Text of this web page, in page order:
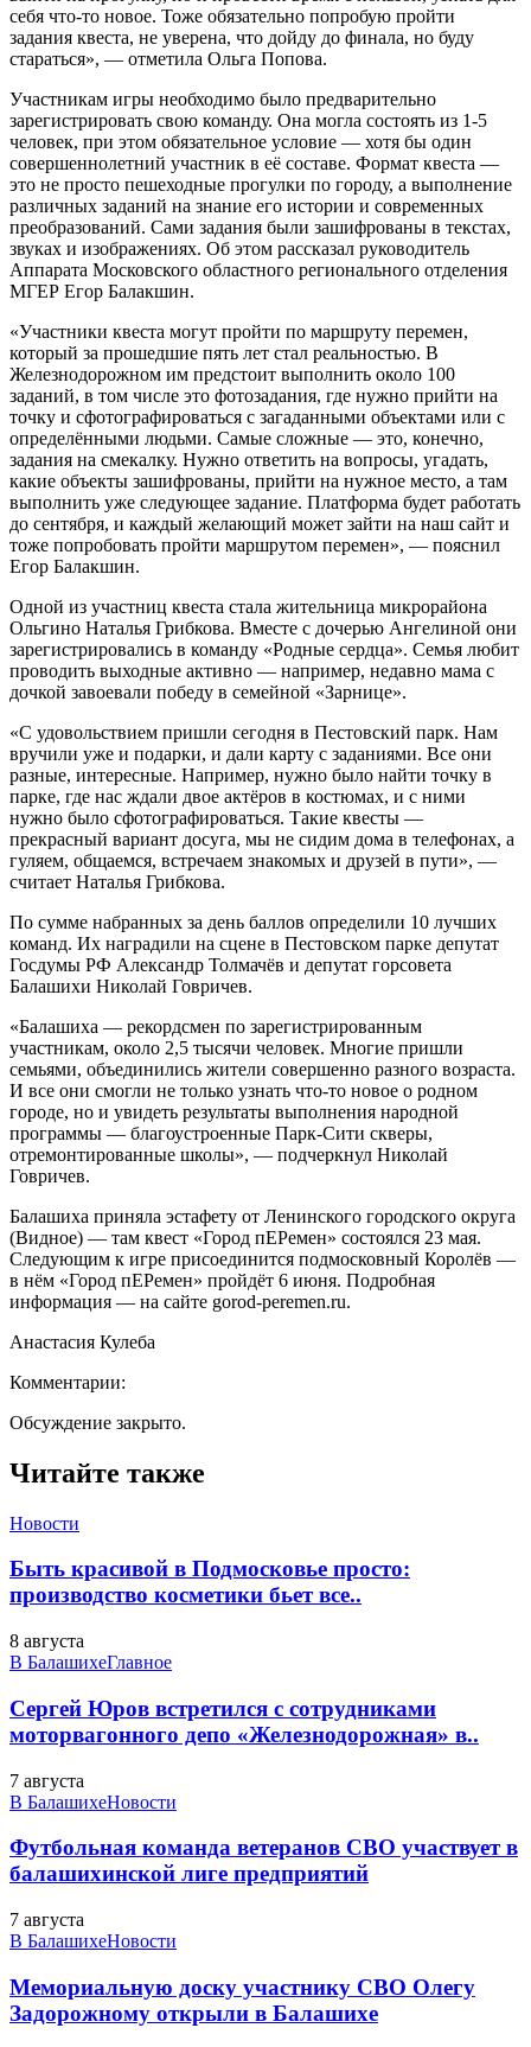
себя что-то новое. Тоже обязательно попробую пройти
задания квеста, не уверена, что дойду до финала, но буду
стараться», — отметила Ольга Попова.
Участникам игры необходимо было предварительно
зарегистрировать свою команду. Она могла состоять из 1-5
человек, при этом обязательное условие — хотя бы один
совершеннолетний участник в её составе. Формат квеста —
это не просто пешеходные прогулки по городу, а выполнение
различных заданий на знание его истории и современных
преобразований. Сами задания были зашифрованы в текстах,
звуках и изображениях. Об этом рассказал руководитель
Аппарата Московского областного регионального отделения
МГЕР Егор Балакшин.
«Участники квеста могут пройти по маршруту перемен,
который за прошедшие пять лет стал реальностью. В
Железнодорожном им предстоит выполнить около 100
заданий, в том числе это фотозадания, где нужно прийти на
точку и сфотографироваться с загаданными объектами или с
определёнными людьми. Самые сложные — это, конечно,
задания на смекалку. Нужно ответить на вопросы, угадать,
какие объекты зашифрованы, прийти на нужное место, а там
выполнить уже следующее задание. Платформа будет работать
до сентября, и каждый желающий может зайти на наш сайт и
тоже попробовать пройти маршрутом перемен», — пояснил
Егор Балакшин.
Одной из участниц квеста стала жительница микрорайона
Ольгино Наталья Грибкова. Вместе с дочерью Ангелиной они
зарегистрировались в команду «Родные сердца». Семья любит
проводить выходные активно — например, недавно мама с
дочкой завоевали победу в семейной «Зарнице».
«С удовольствием пришли сегодня в Пестовский парк. Нам
вручили уже и подарки, и дали карту с заданиями. Все они
разные, интересные. Например, нужно было найти точку в
парке, где нас ждали двое актёров в костюмах, и с ними
нужно было сфотографироваться. Такие квесты —
прекрасный вариант досуга, мы не сидим дома в телефонах, а
гуляем, общаемся, встречаем знакомых и друзей в пути», —
считает Наталья Грибкова.
По сумме набранных за день баллов определили 10 лучших
команд. Их наградили на сцене в Пестовском парке депутат
Госдумы РФ Александр Толмачёв и депутат горсовета
Балашихи Николай Говричев.
«Балашиха — рекордсмен по зарегистрированным
участникам, около 2,5 тысячи человек. Многие пришли
семьями, объединились жители совершенно разного возраста.
И все они смогли не только узнать что-то новое о родном
городе, но и увидеть результаты выполнения народной
программы — благоустроенные Парк-Сити скверы,
отремонтированные школы», — подчеркнул Николай
Говричев.
Балашиха приняла эстафету от Ленинского городского округа
(Видное) — там квест «Город пЕРемен» состоялся 23 мая.
Следующим к игре присоединится подмосковный Королёв —
в нём «Город пЕРемен» пройдёт 6 июня. Подробная
информация — на сайте gorod-peremen.ru.
Анастасия Кулеба
Комментарии:
Обсуждение закрыто.
Читайте также
Новости
Быть красивой в Подмосковье просто:
производство косметики бьет все..
8 августа
В БалашихеГлавное
Сергей Юров встретился с сотрудниками
моторвагонного депо «Железнодорожная» в..
7 августа
В БалашихеНовости
Футбольная команда ветеранов СВО участвует в
балашихинской лиге предприятий
7 августа
В БалашихеНовости
Мемориальную доску участнику СВО Олегу
Задорожному открыли в Балашихе